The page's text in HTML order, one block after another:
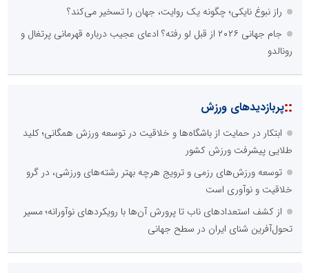
راز نبوغ نایکی؛ چگونه یک روایت، جهان را تسخیر می‌کند؟
جام جهانی ۲۰۲۶ از قبل لو رفته؟ ادعای عجیب درباره قهرمانی پرتغال و
رونالدو
::پربازدیدهای ورزش
ابتکار در حمایت از باشگاه‌ها و خلاقیت در توسعه ورزش همگانی؛ کلید
طلایی پیشرفت ورزش کشور
توسعه ورزش‌های رزمی و ترویج هرچه بهتر رشته‌های ورزشی، در گرو
خلاقیت و نوآوری است
از کشف استعدادهای ناب تا پرورش آن‌ها با رویکردهای نوآورانه؛ مسیر
تحول‌آفرین شنای ایران در سطح جهانی